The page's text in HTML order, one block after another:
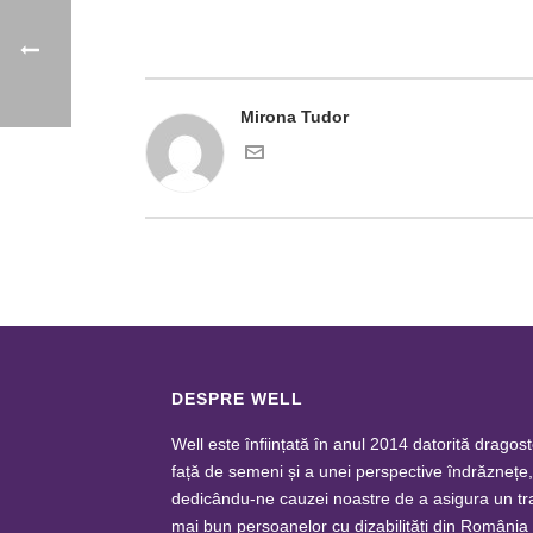
Mirona Tudor
DESPRE WELL
Well este înființată în anul 2014 datorită
față de semeni și a unei perspective îndrăznețe,
dedicându-ne cauzei noastre de a asigura un
mai bun persoanelor cu dizabilități din România